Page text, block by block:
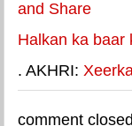
Halkan ka baar
. AKHRI:
comment